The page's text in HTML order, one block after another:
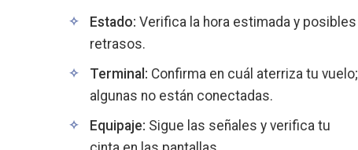
Estado: Verifica la hora estimada y posibles
retrasos.
Terminal: Confirma en cuál aterriza tu vuelo;
algunas no están conectadas.
Equipaje: Sigue las señales y verifica tu